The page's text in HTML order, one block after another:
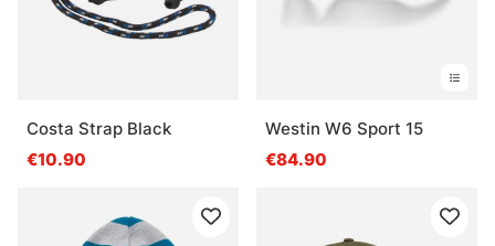
Costa Strap Black
€10.90
Westin W6 Sport 15
€84.90